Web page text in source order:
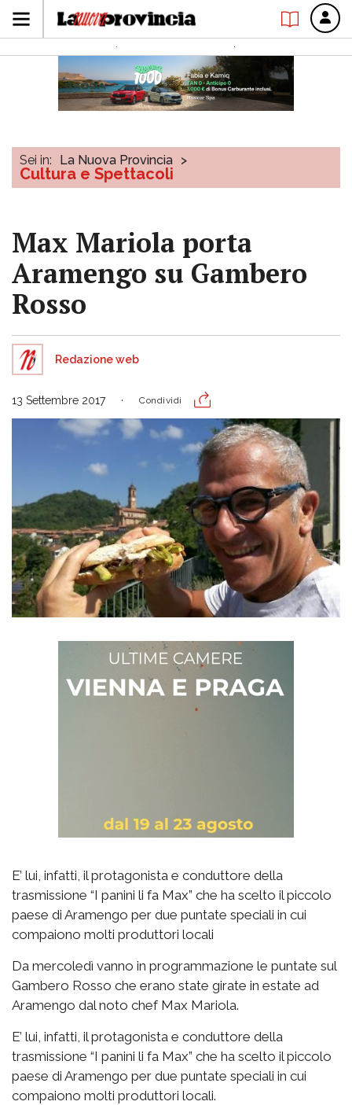
Sei in: La Nuova Provincia >
Cultura e Spettacoli
Max Mariola porta
Aramengo su Gambero
Rosso
Redazione web
13 Settembre 2017 Condividi
E’ lui, infatti, il protagonista e conduttore della
trasmissione “I panini li fa Max” che ha scelto il piccolo
paese di Aramengo per due puntate speciali in cui
compaiono molti produttori locali
Da mercoledì vanno in programmazione le puntate sul
Gambero Rosso che erano state girate in estate ad
Aramengo dal noto chef Max Mariola.
E’ lui, infatti, il protagonista e conduttore della
trasmissione “I panini li fa Max” che ha scelto il piccolo
paese di Aramengo per due puntate speciali in cui
compaiono molti produttori locali.